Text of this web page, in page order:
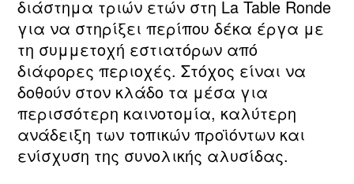
διάστημα τριών ετών στη La Table Ronde
για να στηρίξει περίπου δέκα έργα με
τη συμμετοχή εστιατόρων από
διάφορες περιοχές. Στόχος είναι να
δοθούν στον κλάδο τα μέσα για
περισσότερη καινοτομία, καλύτερη
ανάδειξη των τοπικών προϊόντων και
ενίσχυση της συνολικής αλυσίδας.